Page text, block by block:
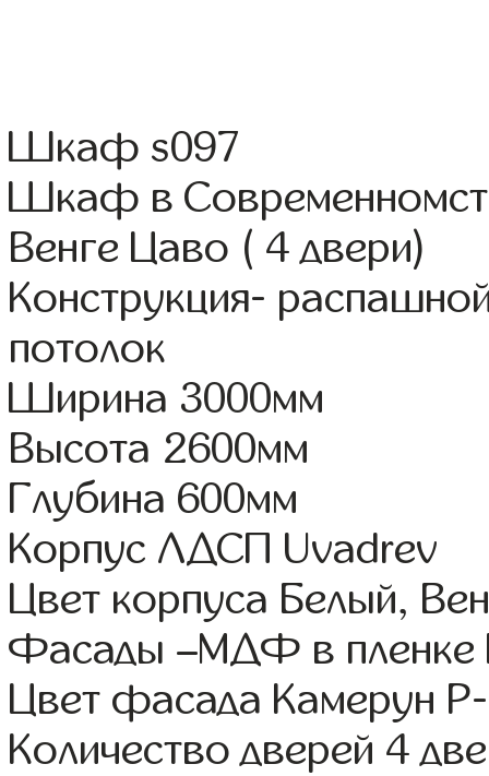
Шкаф s097
Шкаф в
Венге Цаво ( 4 двери)
Конструкция-
потолок
Ширина 3000мм
Высота 2600мм
Глубина 600мм
Корпус ЛДСП Uvadrev
Цвет корпуса Белый,
Фасады –МДФ в
Цвет фасада Камерун
Количество дверей 4